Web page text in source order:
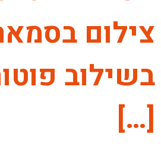
צילום
בשילוב
[…]